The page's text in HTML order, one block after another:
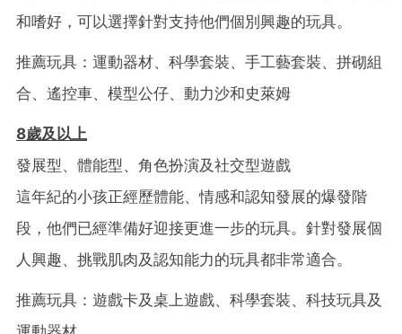
和嗜好，可以選擇針對支持他們個別興趣的玩具。
推薦玩具：運動器材、科學套裝、手工藝套裝、拼砌組
合、遙控車、模型公仔、動力沙和史萊姆
8歲及以上
發展型、體能型、角色扮演及社交型遊戲
這年紀的小孩正經歷體能、情感和認知發展的爆發階
段，他們已經準備好迎接更進一步的玩具。針對發展個
人興趣、挑戰肌肉及認知能力的玩具都非常適合。
推薦玩具：遊戲卡及桌上遊戲、科學套裝、科技玩具及